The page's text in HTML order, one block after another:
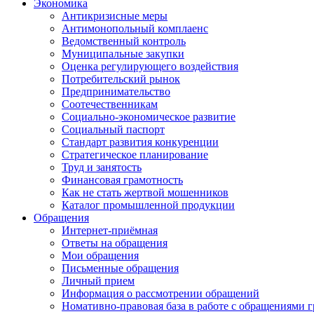
Экономика
Антикризисные меры
Антимонопольный комплаенс
Ведомственный контроль
Муниципальные закупки
Оценка регулирующего воздействия
Потребительский рынок
Предпринимательство
Соотечественникам
Социально-экономическое развитие
Социальный паспорт
Стандарт развития конкуренции
Стратегическое планирование
Труд и занятость
Финансовая грамотность
Как не стать жертвой мошенников
Каталог промышленной продукции
Обращения
Интернет-приёмная
Ответы на обращения
Мои обращения
Письменные обращения
Личный прием
Информация о рассмотрении обращений
Номативно-правовая база в работе с обращениями